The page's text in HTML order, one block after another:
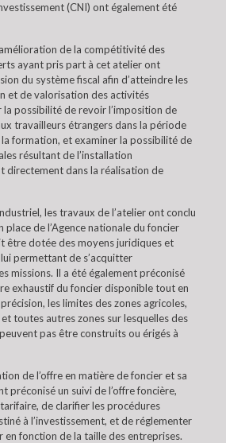
(CNI) ont également été
de la compétitivité des
ayant pris part à cet atelier ont
du système fiscal afin d’atteindre les
et de valorisation des activités
la possibilité de revoir l’imposition de
travailleurs étrangers dans la période
formation, et examiner la possibilité de
résultant de l’installation
directement dans la réalisation de
les travaux de l’atelier ont conclu
place de l’Agence nationale du foncier
être dotée des moyens juridiques et
permettant de s’acquitter
missions. Il a été également préconisé
exhaustif du foncier disponible tout en
les limites des zones agricoles,
toutes autres zones sur lesquelles des
pas être construits ou érigés à
de l’offre en matière de foncier et sa
préconisé un suivi de l’offre foncière,
de clarifier les procédures
à l’investissement, et de réglementer
en fonction de la taille des entreprises.